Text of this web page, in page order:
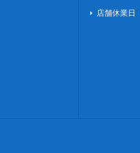
店舗休業日